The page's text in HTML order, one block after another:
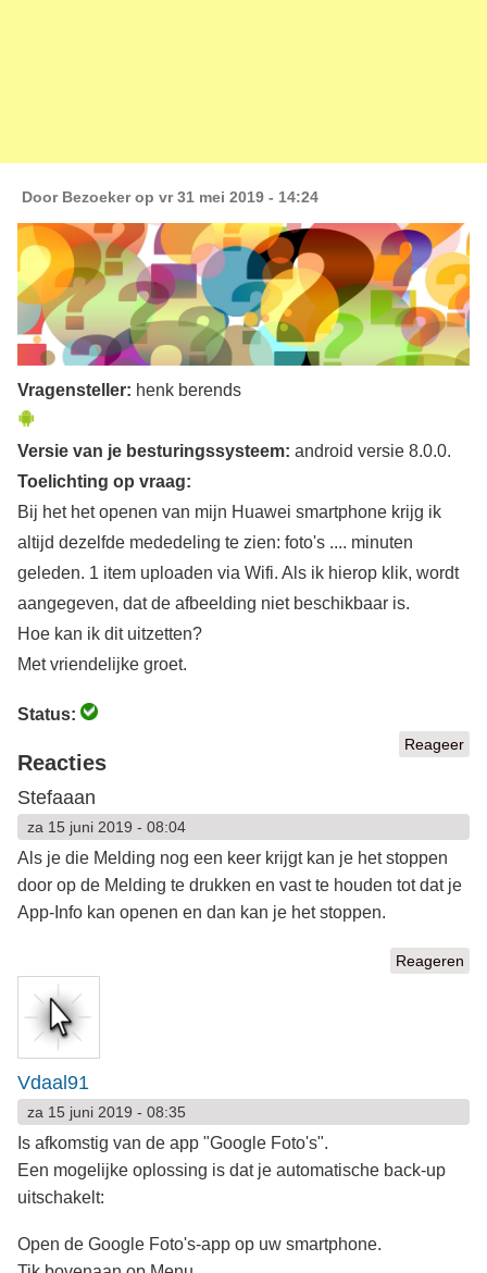
Door Bezoekerop vr 31 mei 2019 - 14:24
Vragensteller: henk berends
Versie van je besturingssysteem: android versie 8.0.0.
Toelichting op vraag:
Bij het het openen van mijn Huawei smartphone krijg ik
altijd dezelfde mededeling te zien: foto's .... minuten
geleden. 1 item uploaden via Wifi. Als ik hierop klik, wordt
aangegeven, dat de afbeelding niet beschikbaar is.
Hoe kan ik dit uitzetten?
Met vriendelijke groet.
Status:
Reageer
Reacties
Stefaaan
za 15 juni 2019 - 08:04
Als je die Melding nog een keer krijgt kan je het stoppen
door op de Melding te drukken en vast te houden tot dat je
App-Info kan openen en dan kan je het stoppen.
Reageren
Vdaal91
za 15 juni 2019 - 08:35
Is afkomstig van de app "Google Foto's".
Een mogelijke oplossing is dat je automatische back-up
uitschakelt:
Open de Google Foto's-app op uw smartphone.